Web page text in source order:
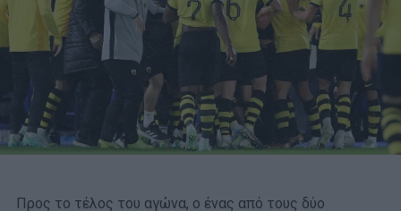
Προς το τέλος του αγώνα, ο ένας από τους δύο